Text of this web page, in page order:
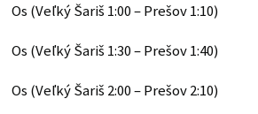
Os (Veľký Šariš 1:00 – Prešov 1:10)
Os (Veľký Šariš 1:30 – Prešov 1:40)
Os (Veľký Šariš 2:00 – Prešov 2:10)